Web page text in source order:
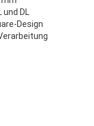
und DL
Design